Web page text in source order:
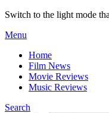
Switch to the light mode
Menu
Home
Film News
Movie Reviews
Music Reviews
Search